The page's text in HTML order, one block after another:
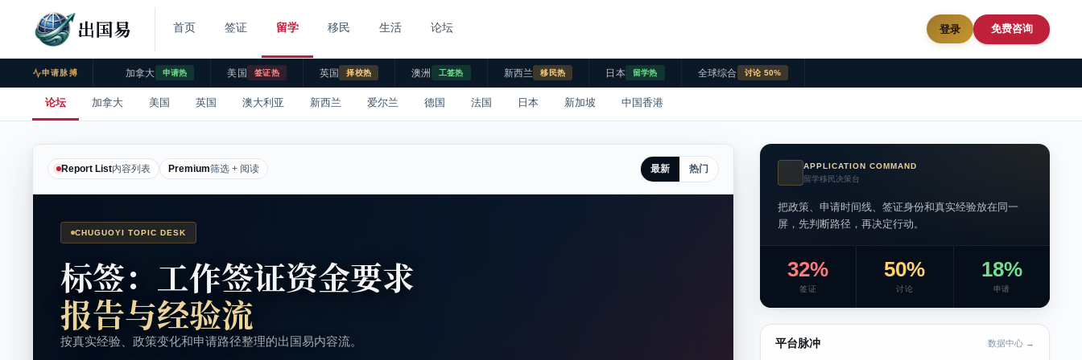
出国易 首页 签证 留学 移民 生活 论坛 登录 免费咨询
申请脉搏 加拿大 申请热 美国 签证热 英国 择校热 澳洲 工签热 新西兰 移民热 日本 留学热 全球综合 讨论 50%
论坛 加拿大 美国 英国 澳大利亚 新西兰 爱尔兰 德国 法国 日本 新加坡 中国香港
Report List内容列表 Premium筛选 + 阅读 最新 热门
CHUGUOYI TOPIC DESK
标签：工作签证资金要求
报告与经验流
按真实经验、政策变化和申请路径整理的出国易内容流。
APPLICATION COMMAND
留学移民决策台
把政策、申请时间线、签证身份和真实经验放在同一
屏，先判断路径，再决定行动。
32%
签证
50%
讨论
18%
申请
平台脉冲 数据中心 →